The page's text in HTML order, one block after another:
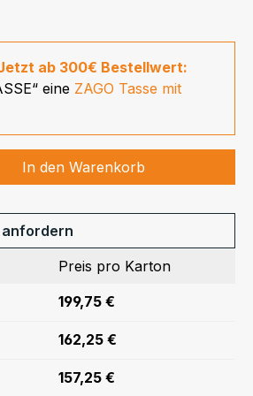
ab 300€ Bestellwert:
eine ZAGO Tasse mit
gewünschten Wert
In den Warenkorb
Preis pro Karton
199,75 €
162,25 €
157,25 €